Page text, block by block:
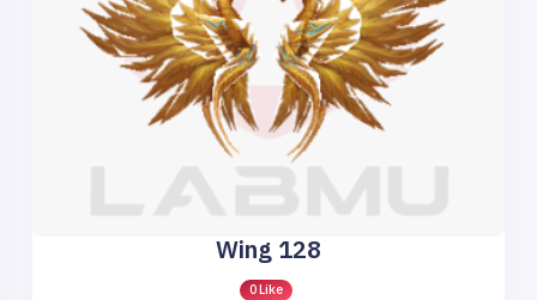
Wing 128
0 Like